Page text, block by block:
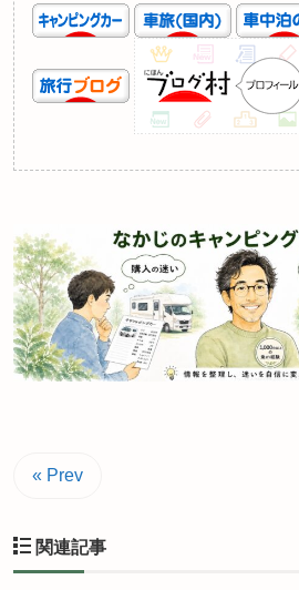
« Prev
関連記事